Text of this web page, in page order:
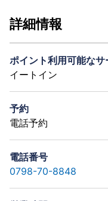
詳細情報
ポイント利用可能なサ
イートイン
予約
電話予約
電話番号
0798-70-8848